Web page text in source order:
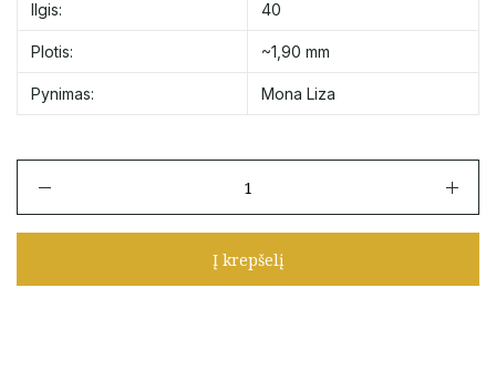
Ilgis: 40
Plotis: ~1,90 mm
Pynimas: Mona Liza
Nepūsto
grandinėlė
Į krepšelį